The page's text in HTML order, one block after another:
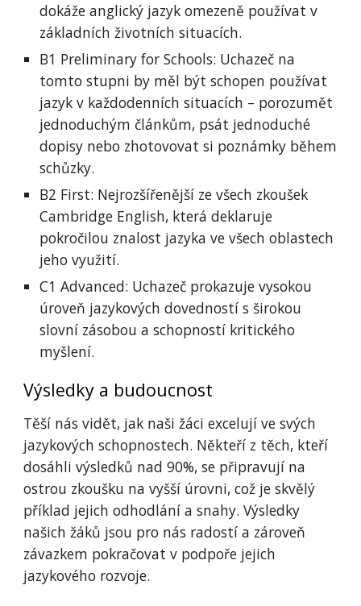
dokáže anglický jazyk omezeně používat v
základních životních situacích.
B1 Preliminary for Schools: Uchazeč na
tomto stupni by měl být schopen používat
jazyk v každodenních situacích – porozumět
jednoduchým článkům, psát jednoduché
dopisy nebo zhotovovat si poznámky během
schůzky.
B2 First: Nejrozšířenější ze všech zkoušek
Cambridge English, která deklaruje
pokročilou znalost jazyka ve všech oblastech
jeho využití.
C1 Advanced: Uchazeč prokazuje vysokou
úroveň jazykových dovedností s širokou
slovní zásobou a schopností kritického
myšlení.
Výsledky a budoucnost
Těší nás vidět, jak naši žáci excelují ve svých
jazykových schopnostech. Někteří z těch, kteří
dosáhli výsledků nad 90%, se připravují na
ostrou zkoušku na vyšší úrovni, což je skvělý
příklad jejich odhodlání a snahy. Výsledky
našich žáků jsou pro nás radostí a zároveň
závazkem pokračovat v podpoře jejich
jazykového rozvoje.